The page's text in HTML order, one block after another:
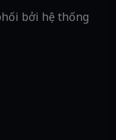
bền bỉ và ổn
Đặt ngay tại
bởi hệ thống